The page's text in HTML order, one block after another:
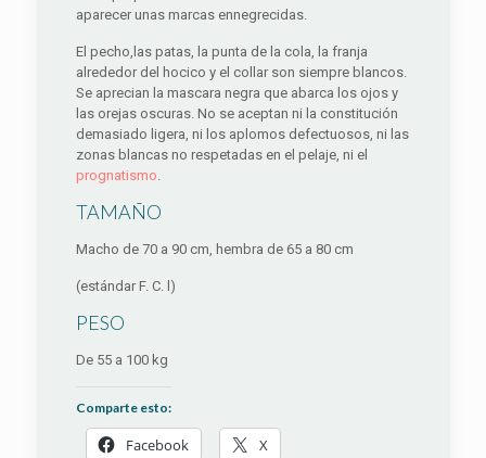
aparecer unas marcas ennegrecidas.
El pecho,las patas, la punta de la cola, la franja
alrededor del hocico y el collar son siempre blancos.
Se aprecian la mascara negra que abarca los ojos y
las orejas oscuras. No se aceptan ni la constitución
demasiado ligera, ni los aplomos defectuosos, ni las
zonas blancas no respetadas en el pelaje, ni el
prognatismo
TAMAÑO
Macho de 70 a 90 cm, hembra de 65 a 80 cm
(estándar F. C. l)
PESO
De 55 a 100 kg
Comparte esto:
Facebook X